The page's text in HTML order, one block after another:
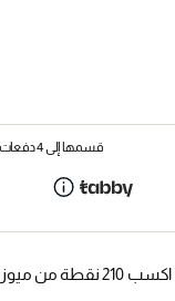
قسمها إلى 4 دفعات متساوية بقيمة
اكسب 210 نقطة من ميوز على طلبك -